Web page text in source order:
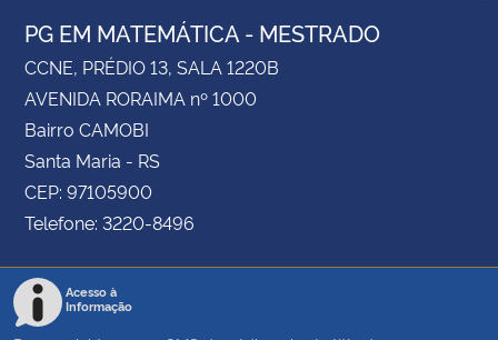
PG EM MATEMÁTICA - MESTRADO
CCNE, PRÉDIO 13, SALA 1220B
AVENIDA RORAIMA nº 1000
Bairro CAMOBI
Santa Maria - RS
CEP: 97105900
Telefone: 3220-8496
Acesso à
Informação